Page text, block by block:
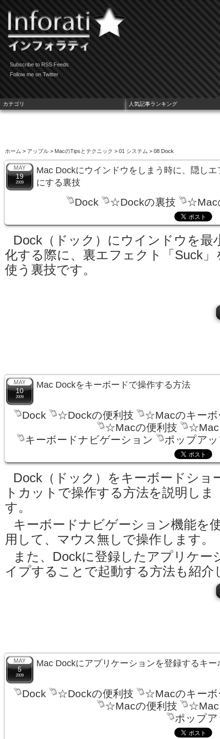
Subscribe to RSS Feeds
Follow me on Twitter
ホーム > アップル > MacのTipsとテクニック > 01 システム > 08 Dock
19
2009
Mac Dockにウインドウをしまう時に、隠し
にする裏技
Dock ☆Dockの裏技 ☆Mac
Dock（ドック）にウインドウを最
化する際に、裏エフェクト「Suck」
使う裏技です。
10
2009
Mac Dockをキーボードで操作する方法
Dock ☆Dockの便利技
☆Macのキーボ
☆Macの便利技
☆Mac
キーボードナビゲーション
ポップア
Dock（ドック）をキーボードショ
トカットで操作する方法を説明しま
す。
キーボードナビゲーション機能を
用して、マウス無しで操作します。
また、Dockに登録したアプリケー
イプすることで起動する方法も紹介
5
2009
Mac Dockにアプリケーションを登録するキ
Dock ☆Dockの便利技
☆Macのキーボ
☆Macの便利技
☆Mac
ポップ
カテゴリ 人気記事ランキング